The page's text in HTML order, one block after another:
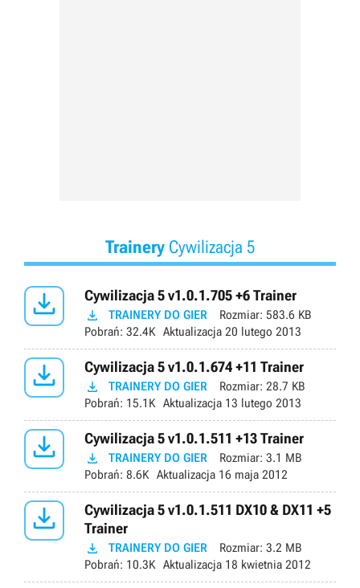
TraineryCywilizacja 5
 Cywilizacja 5 v1.0.1.705 +6 Trainer
 TRAINERY DO GIER Rozmiar: 583.6 KB
Pobrań: 32.4K Aktualizacja 20 lutego 2013
 Cywilizacja 5 v1.0.1.674 +11 Trainer
 TRAINERY DO GIER Rozmiar: 28.7 KB
Pobrań: 15.1K Aktualizacja 13 lutego 2013
 Cywilizacja 5 v1.0.1.511 +13 Trainer
 TRAINERY DO GIER Rozmiar: 3.1 MB
Pobrań: 8.6K Aktualizacja 16 maja 2012

Cywilizacja 5 v1.0.1.511 DX10 & DX11 +5
Trainer
 TRAINERY DO GIER Rozmiar: 3.2 MB
Pobrań: 10.3K Aktualizacja 18 kwietnia 2012